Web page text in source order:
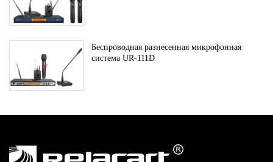
Беспроводная разнесенная микрофонная
система UR-111D